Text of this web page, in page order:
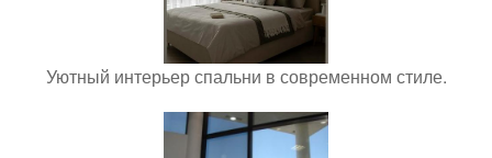
Уютный интерьер спальни в современном стиле.